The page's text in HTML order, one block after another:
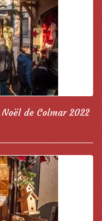
de Colmar 2022